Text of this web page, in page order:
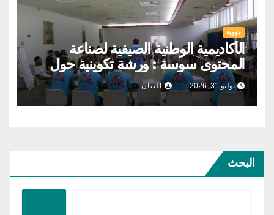
جهوية
الأكاديمية الوطنية الصيفية لصناعة
المحتوى سوسة : ورشة تكوينية حول
الحوكمة التشاركية
يوليو 31, 2026 البيان
البحث